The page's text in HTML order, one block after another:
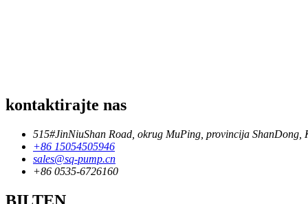
kontaktirajte nas
515#JinNiuShan Road, okrug MuPing, provincija ShanDong,
+86 15054505946
sales@sq-pump.cn
+86 0535-6726160
BILTEN